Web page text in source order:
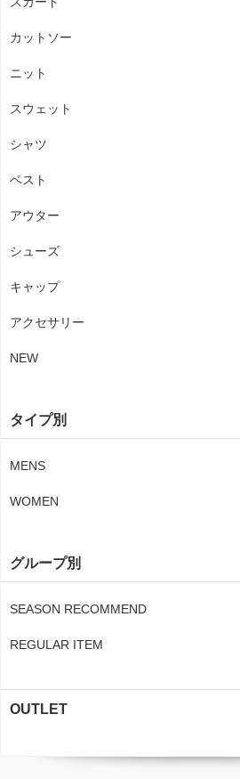
カットソー
ニット
スウェット
シャツ
ベスト
アウター
シューズ
キャップ
アクセサリー
NEW
タイプ別
MENS
WOMEN
グループ別
SEASON RECOMMEND
REGULAR ITEM
OUTLET